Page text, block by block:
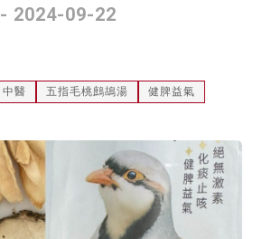
- 2024-09-22
中醫 五指毛桃鷓鴣湯
健脾益氣